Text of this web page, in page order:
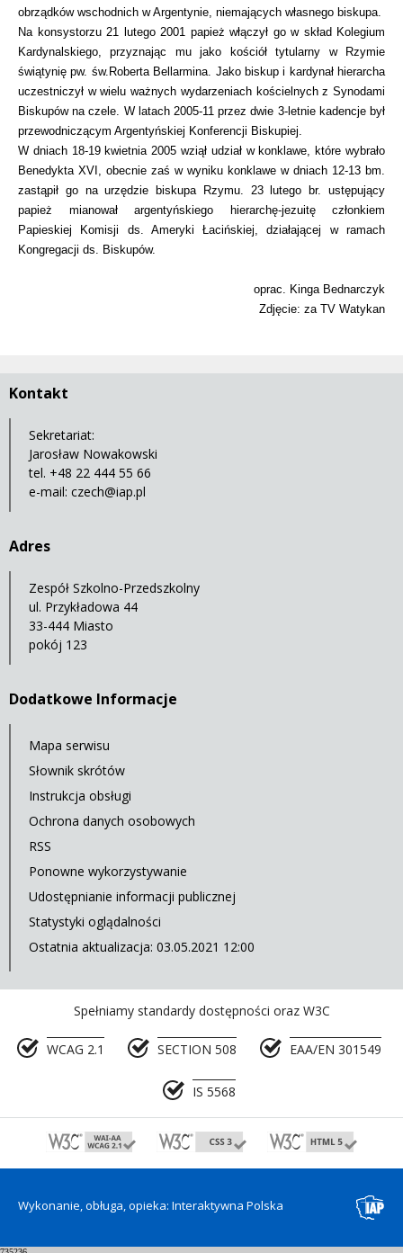
obrządków wschodnich w Argentynie, niemających własnego biskupa.
Na konsystorzu 21 lutego 2001 papież włączył go w skład Kolegium
Kardynalskiego, przyznając mu jako kościół tytularny w Rzymie
świątynię pw. św.Roberta Bellarmina. Jako biskup i kardynał hierarcha
uczestniczył w wielu ważnych wydarzeniach kościelnych z Synodami
Biskupów na czele. W latach 2005-11 przez dwie 3-letnie kadencje był
przewodniczącym Argentyńskiej Konferencji Biskupiej.
W dniach 18-19 kwietnia 2005 wziął udział w konklawe, które wybrało
Benedykta XVI, obecnie zaś w wyniku konklawe w dniach 12-13 bm.
zastąpił go na urzędzie biskupa Rzymu. 23 lutego br. ustępujący
papież mianował argentyńskiego hierarchę-jezuitę członkiem
Papieskiej Komisji ds. Ameryki Łacińskiej, działającej w ramach
Kongregacji ds. Biskupów.
oprac. Kinga Bednarczyk
Zdjęcie: za TV Watykan
Kontakt
Sekretariat:
Jarosław Nowakowski
tel. +48 22 444 55 66
e-mail: czech@iap.pl
Adres
Zespół Szkolno-Przedszkolny
ul. Przykładowa 44
33-444 Miasto
pokój 123
Dodatkowe Informacje
Mapa serwisu
Słownik skrótów
Instrukcja obsługi
Ochrona danych osobowych
RSS
Ponowne wykorzystywanie
Udostępnianie informacji publicznej
Statystyki oglądalności
Ostatnia aktualizacja: 03.05.2021 12:00
Spełniamy standardy dostępności oraz W3C
WCAG 2.1 SECTION 508 EAA/EN 301549
IS 5568
Wykonanie, obługa, opieka: Interaktywna Polska